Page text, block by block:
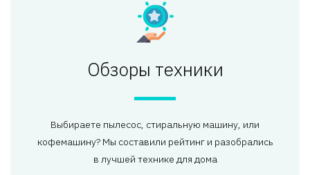
Обзоры техники
Выбираете пылесос, стиральную машину, или
кофемашину? Мы составили рейтинг и разобрались
в лучшей технике для дома